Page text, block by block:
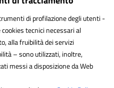
di profilazione degli utenti -
tecnici necessari al
alla fruibilità dei servizi
– sono utilizzati, inoltre,
messi a disposizione da Web
(IPA): istsc_csic878003
3D Solution S.r.l.
Designers Italia